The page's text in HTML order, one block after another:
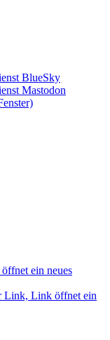
BlueSky
Mastodon
ein neues
Link, Link öffnet ein